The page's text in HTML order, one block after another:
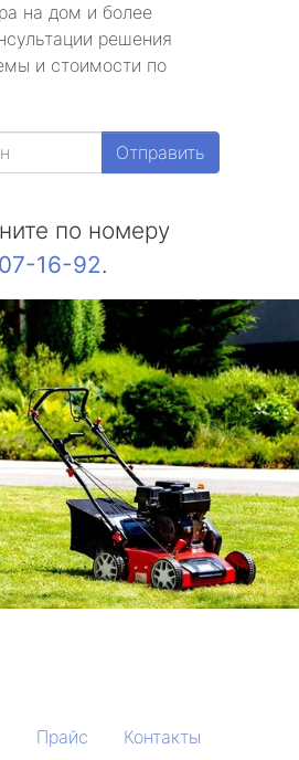
на дом и более
решения
и стоимости по
Отправить
по номеру
16-92.
Прайс Контакты